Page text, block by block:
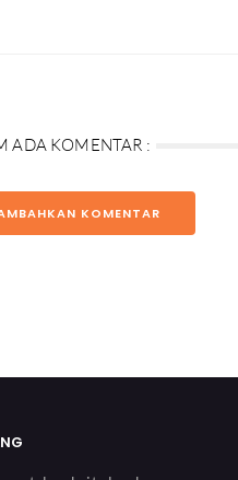
ADA KOMENTAR :
KOMENTAR